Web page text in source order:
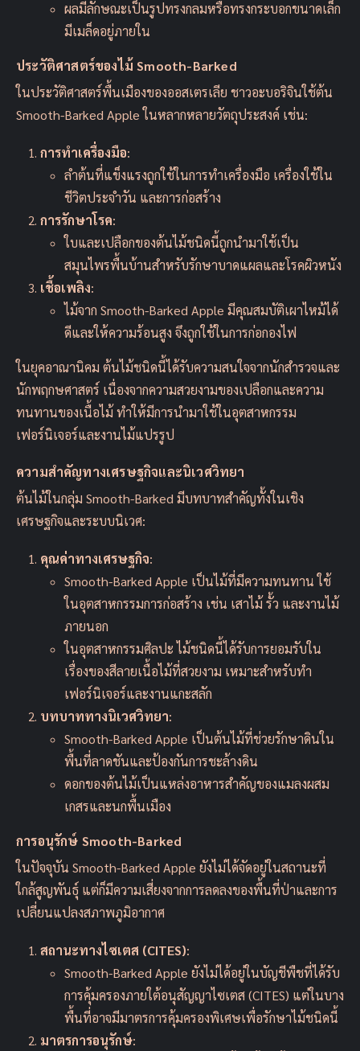
ผลมีลักษณะเป็นรูปทรงกลมหรือทรงกระบอกขนาดเล็ก
มีเมล็ดอยู่ภายใน
ประวัติศาสตร์ของไม้ Smooth-Barked
ในประวัติศาสตร์พื้นเมืองของออสเตรเลีย ชาวอะบอริจินใช้ต้น
Smooth-Barked Apple ในหลากหลายวัตถุประสงค์ เช่น:
การทำเครื่องมือ:
ลำต้นที่แข็งแรงถูกใช้ในการทำเครื่องมือ เครื่องใช้ใน
ชีวิตประจำวัน และการก่อสร้าง
การรักษาโรค:
ใบและเปลือกของต้นไม้ชนิดนี้ถูกนำมาใช้เป็น
สมุนไพรพื้นบ้านสำหรับรักษาบาดแผลและโรคผิวหนัง
เชื้อเพลิง:
ไม้จาก Smooth-Barked Apple มีคุณสมบัติเผาไหม้ได้
ดีและให้ความร้อนสูง จึงถูกใช้ในการก่อกองไฟ
ในยุคอาณานิคม ต้นไม้ชนิดนี้ได้รับความสนใจจากนักสำรวจและ
นักพฤกษศาสตร์ เนื่องจากความสวยงามของเปลือกและความ
ทนทานของเนื้อไม้ ทำให้มีการนำมาใช้ในอุตสาหกรรม
เฟอร์นิเจอร์และงานไม้แปรรูป
ความสำคัญทางเศรษฐกิจและนิเวศวิทยา
ต้นไม้ในกลุ่ม Smooth-Barked มีบทบาทสำคัญทั้งในเชิง
เศรษฐกิจและระบบนิเวศ:
คุณค่าทางเศรษฐกิจ:
Smooth-Barked Apple เป็นไม้ที่มีความทนทาน ใช้
ในอุตสาหกรรมการก่อสร้าง เช่น เสาไม้ รั้ว และงานไม้
ภายนอก
ในอุตสาหกรรมศิลปะ ไม้ชนิดนี้ได้รับการยอมรับใน
เรื่องของสีลายเนื้อไม้ที่สวยงาม เหมาะสำหรับทำ
เฟอร์นิเจอร์และงานแกะสลัก
บทบาททางนิเวศวิทยา:
Smooth-Barked Apple เป็นต้นไม้ที่ช่วยรักษาดินใน
พื้นที่ลาดชันและป้องกันการชะล้างดิน
ดอกของต้นไม้เป็นแหล่งอาหารสำคัญของแมลงผสม
เกสรและนกพื้นเมือง
การอนุรักษ์ Smooth-Barked
ในปัจจุบัน Smooth-Barked Apple ยังไม่ได้จัดอยู่ในสถานะที่
ใกล้สูญพันธุ์ แต่ก็มีความเสี่ยงจากการลดลงของพื้นที่ป่าและการ
เปลี่ยนแปลงสภาพภูมิอากาศ
สถานะทางไซเตส (CITES):
Smooth-Barked Apple ยังไม่ได้อยู่ในบัญชีพืชที่ได้รับ
การคุ้มครองภายใต้อนุสัญญาไซเตส (CITES) แต่ในบาง
พื้นที่อาจมีมาตรการคุ้มครองพิเศษเพื่อรักษาไม้ชนิดนี้
มาตรการอนุรักษ์: